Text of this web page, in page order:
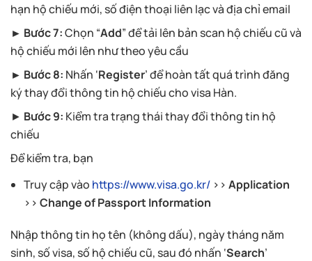
hạn hộ chiếu mới, số điện thoại liên lạc và địa chỉ email
► Bước 7:Chọn “Add” để tải lên bản scan hộ chiếu cũ và
hộ chiếu mới lên như theo yêu cầu
► Bước 8: Nhấn ‘Register’ để hoàn tất quá trình đăng
ký thay đổi thông tin hộ chiếu cho visa Hàn.
► Bước 9: Kiểm tra trạng thái thay đổi thông tin hộ
chiếu
Để kiểm tra, bạn
Truy cập vào https://www.visa.go.kr/ >>Application
>>Change of Passport Information
Nhập thông tin họ tên (không dấu), ngày tháng năm
sinh, số visa, số hộ chiếu cũ, sau đó nhấn ‘Search’